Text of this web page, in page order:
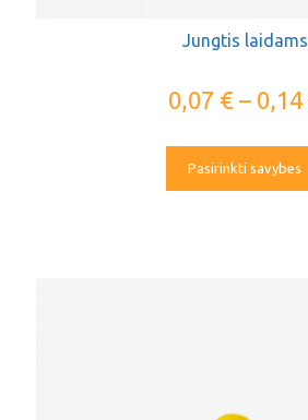
Jungtis laidams
0,07 €– 0,14
Pasirinkti savybes